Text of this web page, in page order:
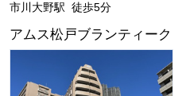
市川大野駅 徒歩5分
アムス松戸ブランティーク